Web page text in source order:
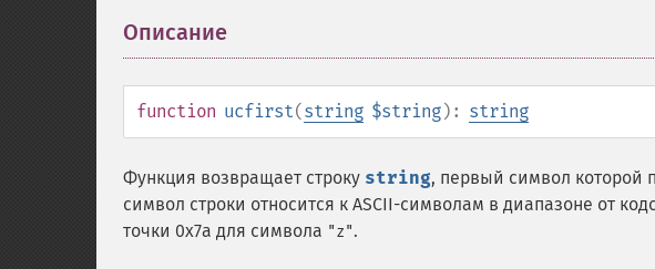
Описание
function ucfirst(string $string): string
Функция возвращает строку string, первый символ которой
символ строки относится к ASCII-символам в диапазоне от
точки 0x7a для символа "z".